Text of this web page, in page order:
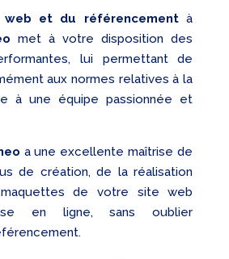
web et du référencementà
met à votre disposition des
lui permettant de
aux normes relatives à la
à une équipe passionnée et
a une excellente maîtrise de
de création, de la réalisation
de votre site web
en ligne, sans oublier